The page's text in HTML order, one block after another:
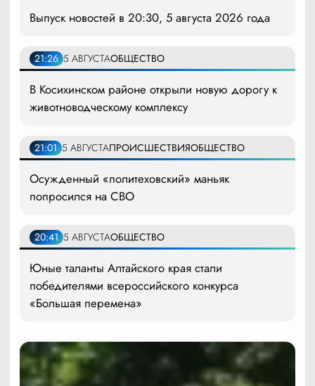
Выпуск новостей в 20:30, 5 августа 2026 года
21:26 5 АВГУСТАОБЩЕСТВО
В Косихинском районе открыли новую дорогу к
животноводческому комплексу
21:01 5 АВГУСТАПРОИСШЕСТВИЯОБЩЕСТВО
Осужденный «политеховский» маньяк
попросился на СВО
20:41 5 АВГУСТАОБЩЕСТВО
Юные таланты Алтайского края стали
победителями всероссийского конкурса
«Большая перемена»